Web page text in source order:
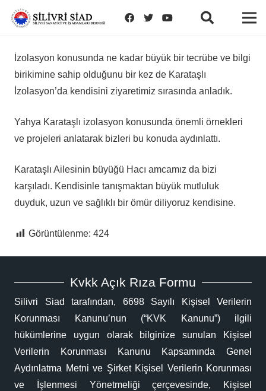
İzolasyon konusunda ne kadar büyük bir tecrübe ve bilgi
birikimine sahip olduğunu bir kez de Karataşlı
İzolasyon’da kendisini ziyaretimiz sırasında anladık.
Yahya Karataşlı izolasyon konusunda önemli örnekleri
ve projeleri anlatarak bizleri bu konuda aydınlattı.
Karataşlı Ailesinin büyüğü Hacı amcamız da bizi
karşıladı. Kendisinle tanışmaktan büyük mutluluk
duyduk, uzun ve sağlıklı bir ömür diliyoruz kendisine.
Görüntülenme: 424
Kvkk Açık Rıza Formu
Silivri Siad tarafından, 6698 Sayılı Kişisel Verilerin
Korunması Kanunu’nun (“KVK Kanunu”) ilgili
hükümlerine uygun olarak bilginize sunulan Kişisel
Verilerin Korunması Kanunu Kapsamında Genel
Aydınlatma Metni ve Şirket Kişisel Verilerin Korunması
ve İşlenmesi Yönetmeliği çerçevesinde, Kişisel